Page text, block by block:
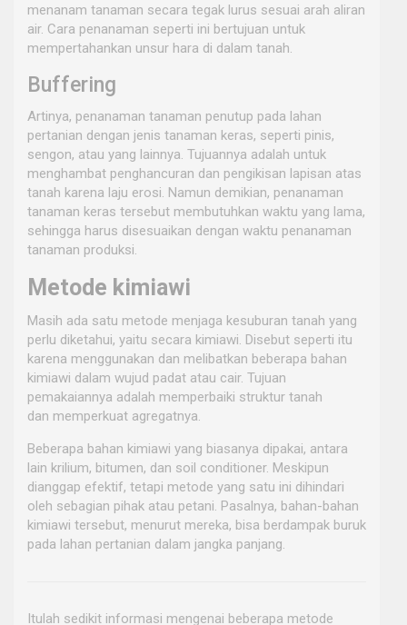
menanam tanaman secara tegak lurus sesuai arah aliran
air. Cara penanaman seperti ini bertujuan untuk
mempertahankan unsur hara di dalam tanah.
Buffering
Artinya, penanaman tanaman penutup pada lahan
pertanian dengan jenis tanaman keras, seperti pinis,
sengon, atau yang lainnya. Tujuannya adalah untuk
menghambat penghancuran dan pengikisan lapisan atas
tanah karena laju erosi. Namun demikian, penanaman
tanaman keras tersebut membutuhkan waktu yang lama,
sehingga harus disesuaikan dengan waktu penanaman
tanaman produksi.
Metode kimiawi
Masih ada satu metode menjaga kesuburan tanah yang
perlu diketahui, yaitu secara kimiawi. Disebut seperti itu
karena menggunakan dan melibatkan beberapa bahan
kimiawi dalam wujud padat atau cair. Tujuan
pemakaiannya adalah memperbaiki struktur tanah
dan memperkuat agregatnya.
Beberapa bahan kimiawi yang biasanya dipakai, antara
lain krilium, bitumen, dan soil conditioner. Meskipun
dianggap efektif, tetapi metode yang satu ini dihindari
oleh sebagian pihak atau petani. Pasalnya, bahan-bahan
kimiawi tersebut, menurut mereka, bisa berdampak buruk
pada lahan pertanian dalam jangka panjang.
Itulah sedikit informasi mengenai beberapa metode